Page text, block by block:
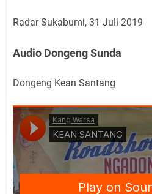
Radar Sukabumi, 31 Juli 2019
Audio Dongeng Sunda
Dongeng Kean Santang